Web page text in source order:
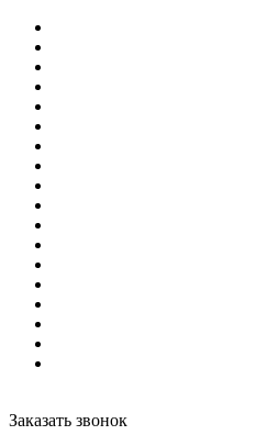
Заказать звонок